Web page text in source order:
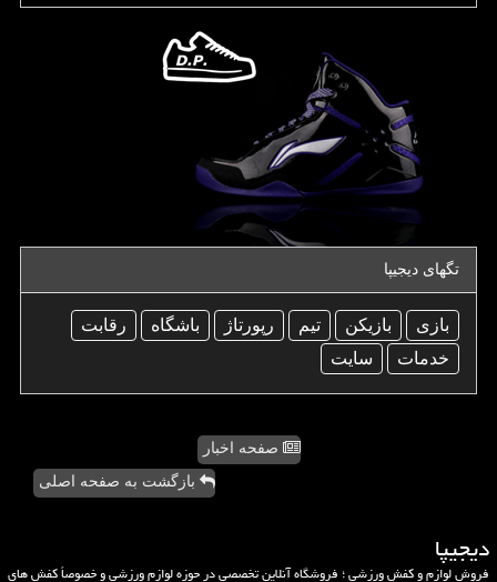
تگهای دیجیپا
بازی بازیكن تیم رپورتاژ باشگاه
رقابت
خدمات
سایت
صفحه اخبار
بازگشت به صفحه اصلی
دیجیپا
فروش لوازم و کفش ورزشی ؛ فروشگاه آنلاین تخصصی در حوزه لوازم ورزشی و خصوصاً کفش های